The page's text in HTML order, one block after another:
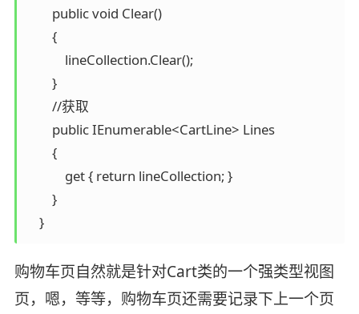
        public void Clear()
        {
            lineCollection.Clear();
        }
        //获取
        public IEnumerable<CartLine> Lines
        {
            get { return lineCollection; }
        }
    }
购物车页自然就是针对Cart类的一个强类型视图
页，嗯，等等，购物车页还需要记录下上一个页